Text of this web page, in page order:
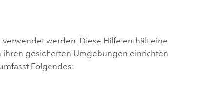
werden. Diese Hilfe enthält eine
ihren gesicherten Umgebungen einrichten
Folgendes: